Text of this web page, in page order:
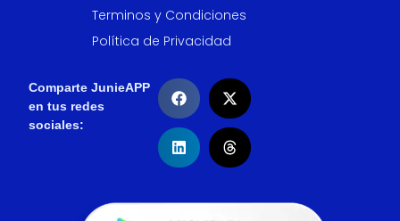
Terminos y Condiciones
Política de Privacidad
Comparte JunieAPP
en tus redes
sociales: